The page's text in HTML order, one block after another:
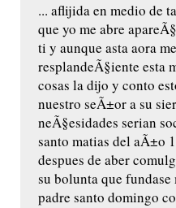
... aflijida en medio de
que yo me abre
ti y aunque asta aora
resplandeÃ§iente esta
cosas la dijo y conto
nuestro seÃ±or a su
neÃ§esidades serian
santo matias del aÃ±o
despues de aber
su bolunta que
padre santo domingo